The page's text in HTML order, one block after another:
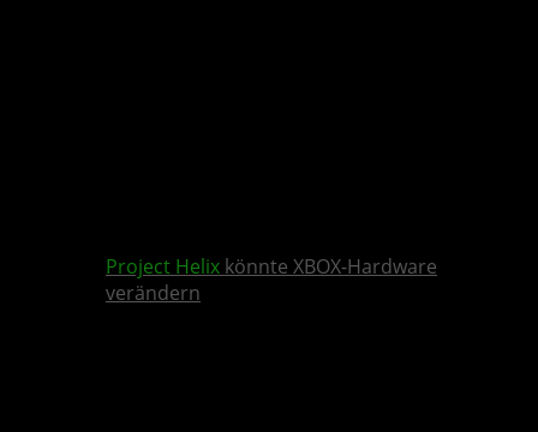
Project Helix könnte XBOX-Hardware
verändern